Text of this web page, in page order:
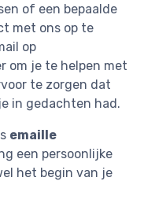
of een bepaalde
met ons op te
op
om je te helpen met
te zorgen dat
in gedachten had.
emaille
een persoonlijke
het begin van je